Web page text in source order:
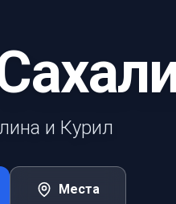
и Курил
Места